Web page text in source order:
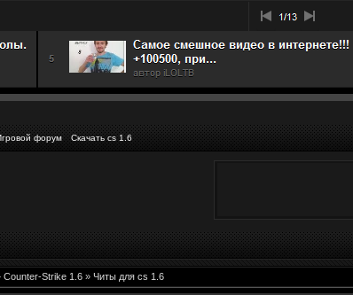
форум Скачать cs 1.6
Counter-Strike 1.6 » Читы для cs 1.6